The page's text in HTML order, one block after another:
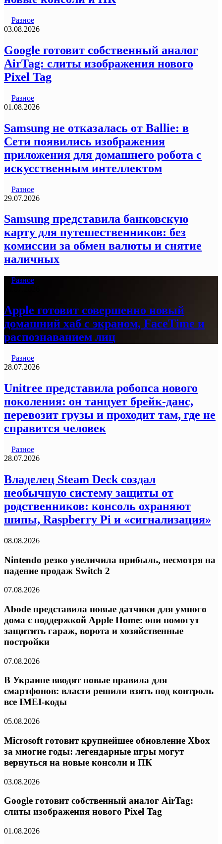
Разное
03.08.2026
Google готовит собственный аналог
AirTag: слиты изображения нового
Pixel Tag
Разное
01.08.2026
Samsung не отказалась от Ballie: в
Сети появились изображения
приложения для домашнего робота с
искусственным интеллектом
Разное
29.07.2026
Samsung представила банковскую
карту для путешественников: без
комиссии за обмен валюты и снятие
наличных
Разное
Apple готовит совершенно новый
домашний хаб с экраном, FaceTime и
распознаванием лиц
Разное
28.07.2026
Unitree представила робопса нового
поколения: он танцует брейк-данс,
перевозит грузы и проходит там, где не
справится человек
Разное
28.07.2026
Владелец Steam Deck создал
необычную систему защиты от
родственников: консоль охраняют
шипы, Raspberry Pi и «сигнализация»
08.08.2026
Nintendo резко увеличила прибыль, несмотря на
падение продаж Switch 2
07.08.2026
Abode представила новые датчики для умного
дома с поддержкой Apple Home: они помогут
защитить гараж, ворота и хозяйственные
постройки
07.08.2026
В Украине вводят новые правила для
смартфонов: власти решили взять под контроль
все IMEI-коды
05.08.2026
Microsoft готовит крупнейшее обновление Xbox
за многие годы: легендарные игры могут
вернуться на новые консоли и ПК
03.08.2026
Google готовит собственный аналог AirTag:
слиты изображения нового Pixel Tag
01.08.2026